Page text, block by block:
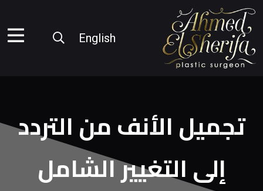
English
تجميل الأنف من التردد
إلى التغيير الشامل